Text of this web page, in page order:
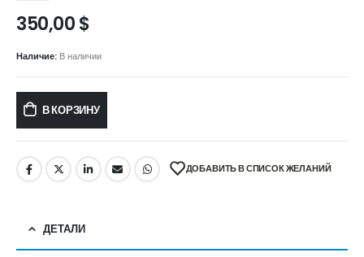
350,00$
Наличие: В наличии
В КОРЗИНУ
ДОБАВИТЬ В СПИСОК ЖЕЛАНИЙ
ДЕТАЛИ